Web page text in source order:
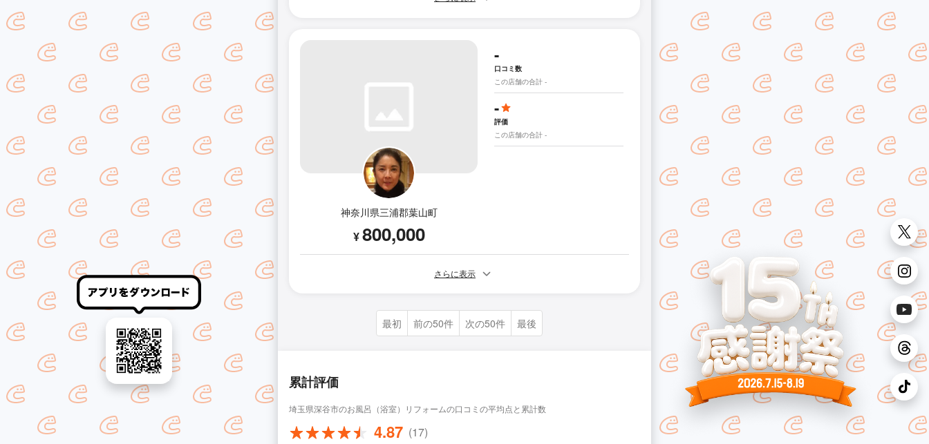
神奈川県三浦郡葉山町
¥800,000
-
口コミ数
この店舗の合計 -
-
評価
この店舗の合計 -
さらに表示
最初 前の50件 次の50件 最後
累計評価
埼玉県深谷市のお風呂（浴室）リフォームの口コミの平均点と累計数
4.87 (17)